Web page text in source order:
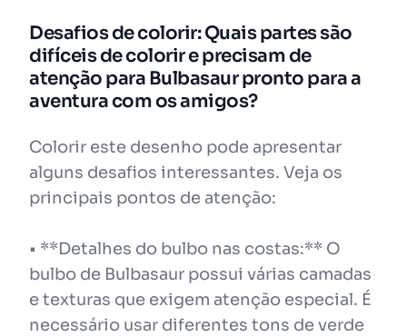
Desafios de colorir: Quais partes são
difíceis de colorir e precisam de
atenção para Bulbasaur pronto para a
aventura com os amigos?
Colorir este desenho pode apresentar
alguns desafios interessantes. Veja os
principais pontos de atenção:
• **Detalhes do bulbo nas costas:** O
bulbo de Bulbasaur possui várias camadas
e texturas que exigem atenção especial. É
necessário usar diferentes tons de verde